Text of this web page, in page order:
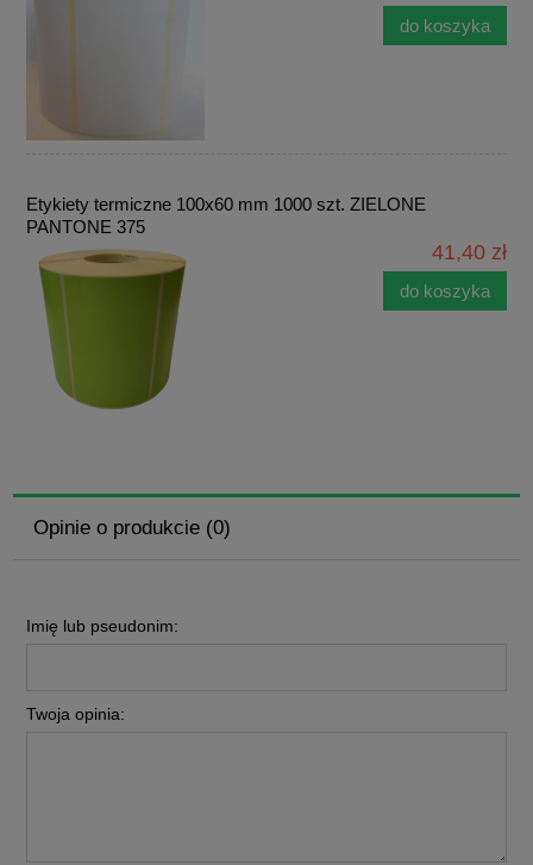
do koszyka
Etykiety termiczne 100x60 mm 1000 szt. ZIELONE
PANTONE 375
41,40 zł
do koszyka
Opinie o produkcie (0)
Imię lub pseudonim:
Twoja opinia: